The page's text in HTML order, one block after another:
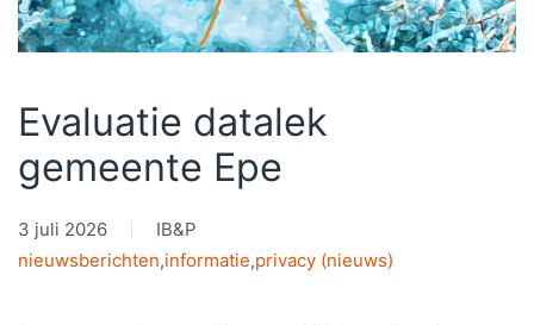
Evaluatie datalek
gemeente Epe
3 juli 2026
IB&P
nieuwsberichten,informatie,privacy (nieuws)